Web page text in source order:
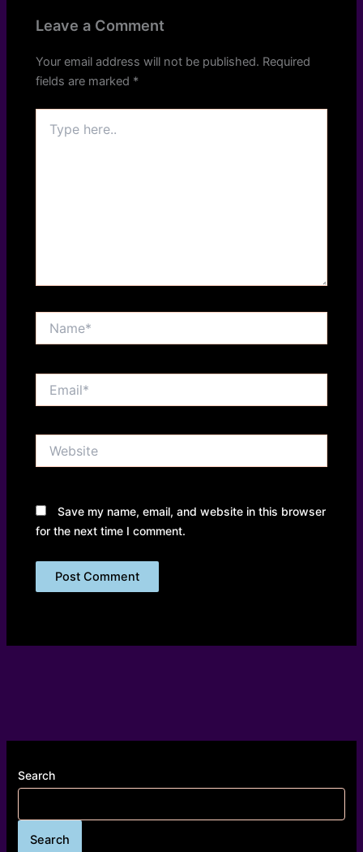
Leave a Comment
Your email address will not be published. Required
fields are marked *
here..
Save my name, email, and website in this browser
for the next time I comment.
Search
Search